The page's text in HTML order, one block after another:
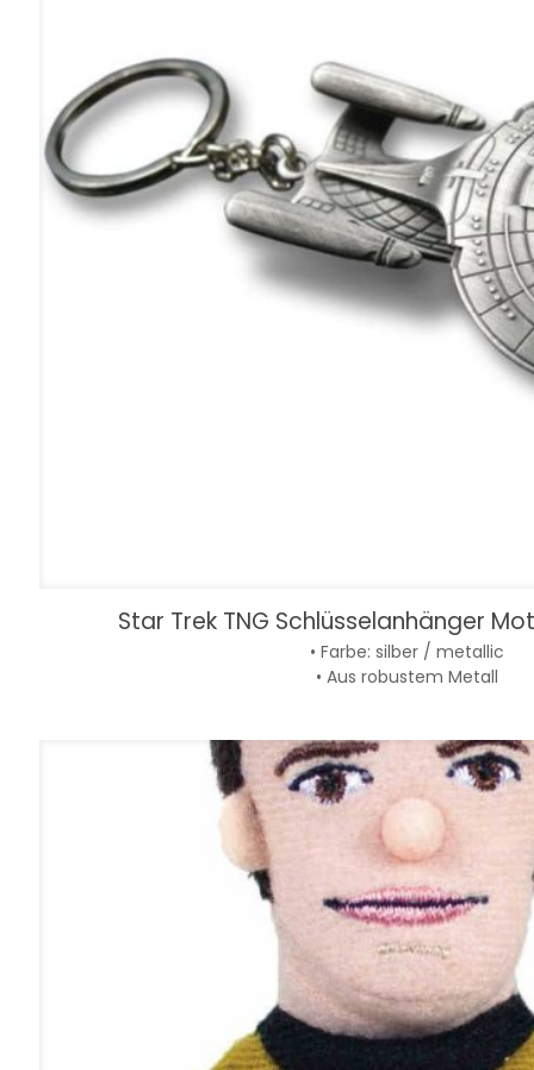
Star Trek TNG Schlüsselanhänger
• Farbe: silber / metallic
• Aus robustem Metall